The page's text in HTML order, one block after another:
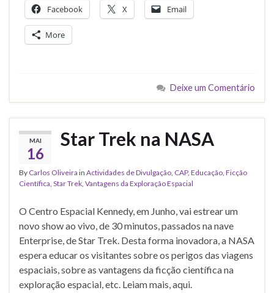
Facebook X Email
More
Deixe um Comentário
MAI
16
Star Trek na NASA
By Carlos Oliveira in Actividades de Divulgação CAP, Educação Ficção
Científica Star Trek Vantagens da Exploração Espacial
O Centro Espacial Kennedy, em Junho, vai estrear um
novo show ao vivo, de 30 minutos, passados na nave
Enterprise, de Star Trek. Desta forma inovadora, a NASA
espera educar os visitantes sobre os perigos das viagens
espaciais, sobre as vantagens da ficção científica na
exploração espacial, etc. Leiam mais, aqui.